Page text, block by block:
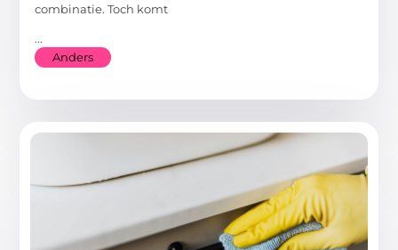
combinatie. Toch komt
...
Anders